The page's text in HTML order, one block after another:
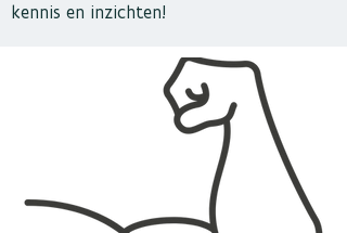
kennis en inzichten!